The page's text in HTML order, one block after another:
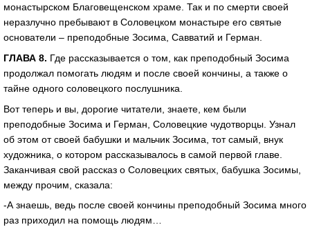
монастырском Благовещенском храме. Так и по смерти своей
неразлучно пребывают в Соловецком монастыре его святые
основатели – преподобные Зосима, Савватий и Герман.
ГЛАВА 8. Где рассказывается о том, как преподобный Зосима
продолжал помогать людям и после своей кончины, а также о
тайне одного соловецкого послушника.
Вот теперь и вы, дорогие читатели, знаете, кем были
преподобные Зосима и Герман, Соловецкие чудотворцы. Узнал
об этом от своей бабушки и мальчик Зосима, тот самый, внук
художника, о котором рассказывалось в самой первой главе.
Заканчивая свой рассказ о Соловецких святых, бабушка Зосимы,
между прочим, сказала:
-А знаешь, ведь после своей кончины преподобный Зосима много
раз приходил на помощь людям…